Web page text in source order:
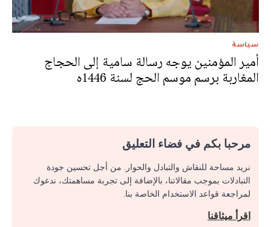
سياسة
أمير المؤمنين يوجه رسالة سامية إلى الحجاج
المغاربة برسم موسم الحج لسنة 1446ه
مرحبا بكم في فضاء التعليق
نريد مساحة للنقاش والتبادل والحوار. من أجل تحسين جودة
التبادلات بموجب مقالاتنا، بالإضافة إلى تجربة مساهمتك، ندعوك
لمراجعة قواعد الاستخدام الخاصة بنا.
اقرأ ميثاقنا